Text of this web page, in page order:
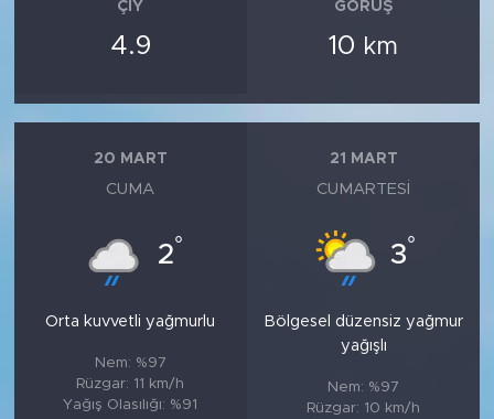
ÇIY
4.9
GÖRÜŞ
10 km
20 MART
CUMA
2°
Orta kuvvetli yağmurlu
Nem: %97
Rüzgar: 11 km/h
Yağış Olasılığı: %91
21 MART
CUMARTESI
3°
Bölgesel düzensiz yağmur
yağışlı
Nem: %97
Rüzgar: 10 km/h